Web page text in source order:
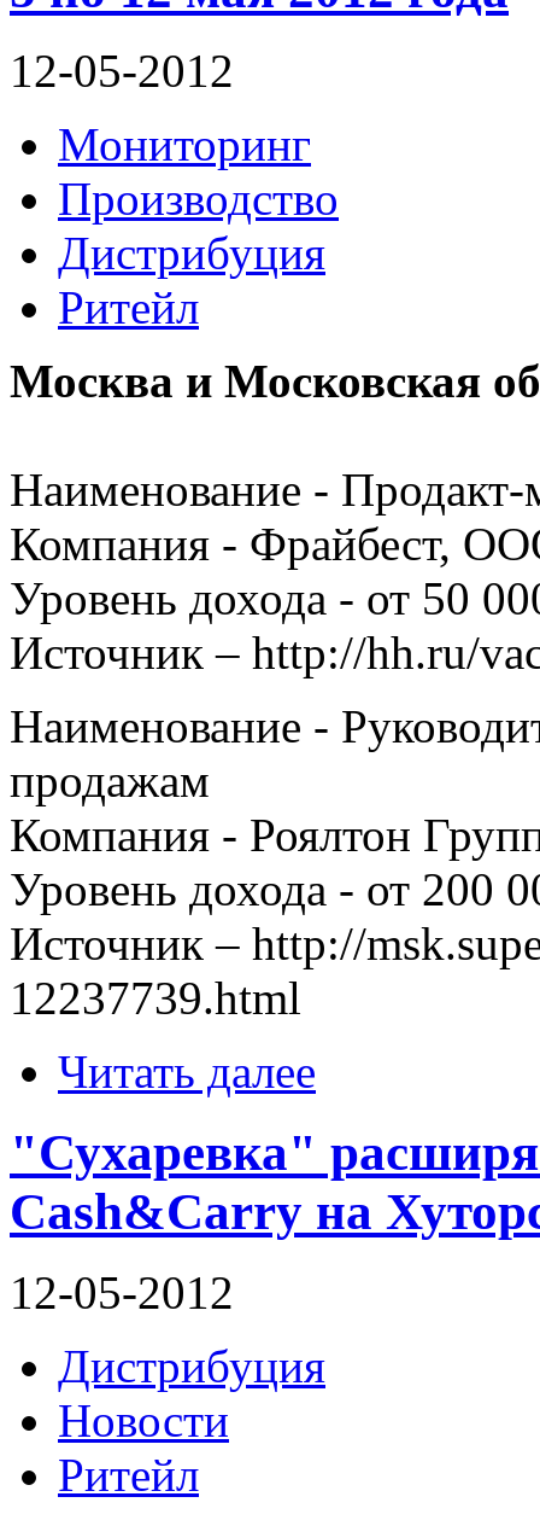
12-05-2012
Мониторинг
Производство
Дистрибуция
Ритейл
Москва и Московская
Наименование - Продакт-
Компания - Фрайбест,
Уровень дохода - от 50
Источник – http://hh.ru/
Наименование -
продажам
Компания - Роялтон
Уровень дохода - от 200
Источник – http://
12237739.html
Читать далее
"Сухаревка"
Cash&Carry на
12-05-2012
Дистрибуция
Новости
Ритейл